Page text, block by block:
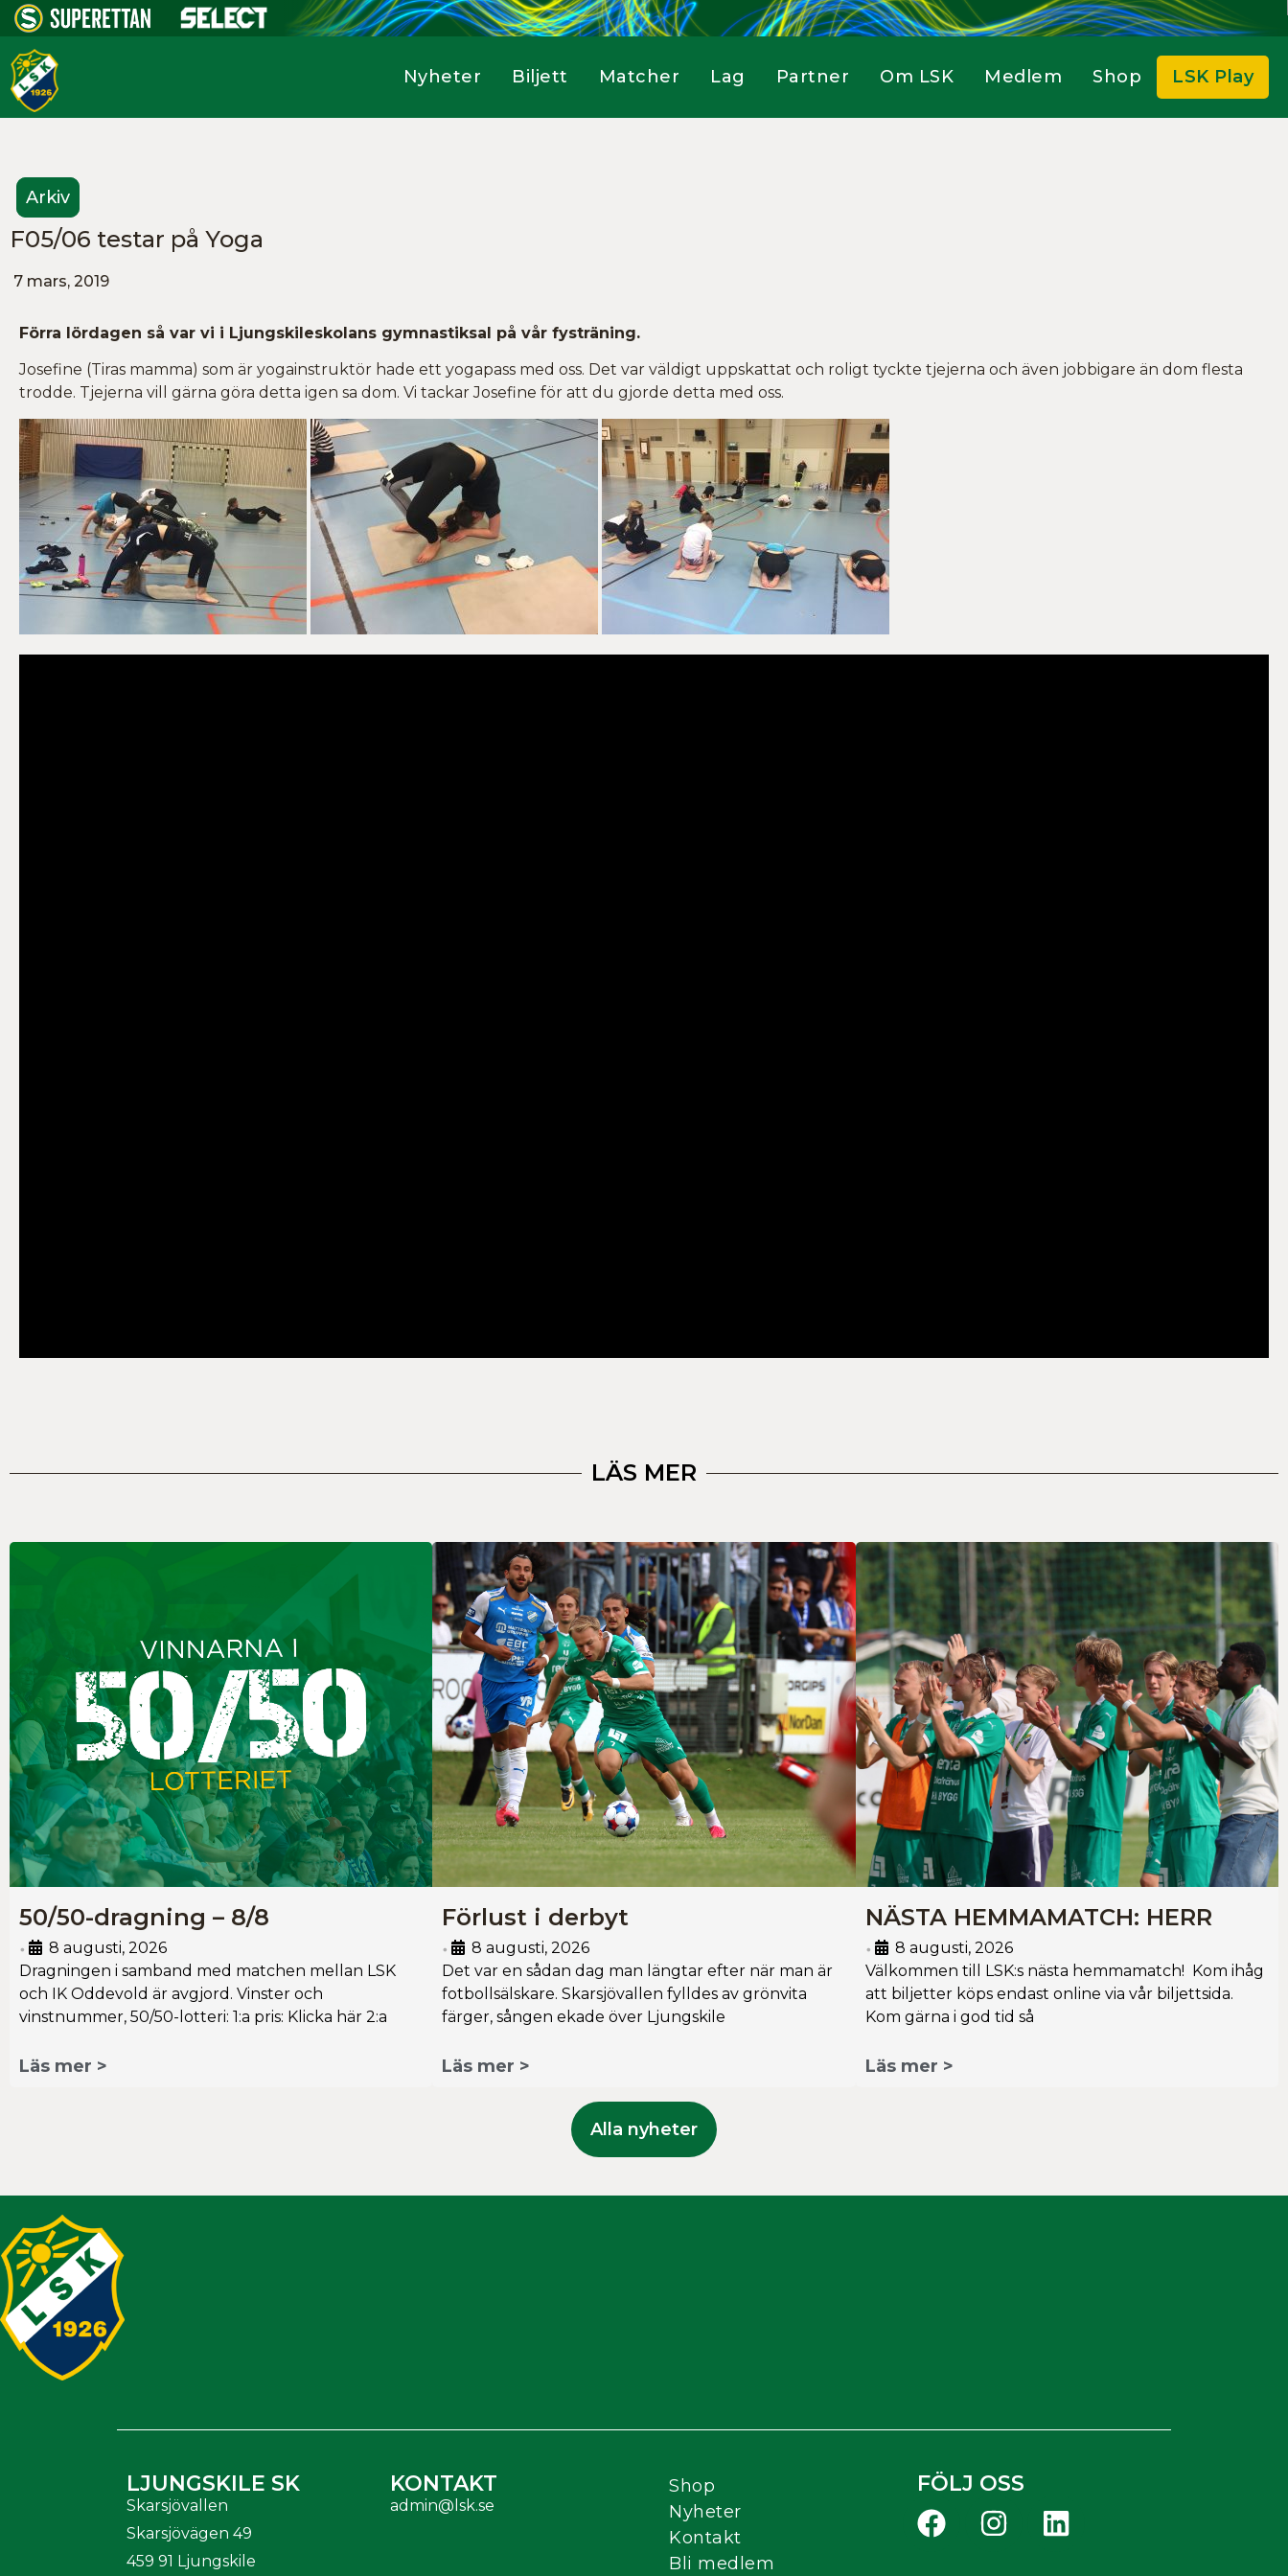
Nyheter Biljett Matcher Lag Partner Om LSK Medlem Shop LSK Play
Arkiv
F05/06 testar på Yoga
7 mars, 2019
Förra lördagen så var vi i Ljungskileskolans gymnastiksal på vår fysträning.
Josefine (Tiras mamma) som är yogainstruktör hade ett yogapass med oss. Det var väldigt uppskattat och roligt tyckte tjejerna och även jobbigare än dom flesta
trodde. Tjejerna vill gärna göra detta igen sa dom. Vi tackar Josefine för att du gjorde detta med oss.
LÄS MER
50/50-dragning – 8/8
•
8 augusti, 2026
Dragningen i samband med matchen mellan LSK
och IK Oddevold är avgjord. Vinster och
vinstnummer, 50/50-lotteri: 1:a pris: Klicka här 2:a
Läs mer >
Förlust i derbyt
•
8 augusti, 2026
Det var en sådan dag man längtar efter när man är
fotbollsälskare. Skarsjövallen fylldes av grönvita
färger, sången ekade över Ljungskile
Läs mer >
NÄSTA HEMMAMATCH: HERR
•
8 augusti, 2026
Välkommen till LSK:s nästa hemmamatch! Kom ihåg
att biljetter köps endast online via vår biljettsida.
Kom gärna i god tid så
Läs mer >
Alla nyheter
LJUNGSKILE SK
Skarsjövallen
Skarsjövägen 49
459 91 Ljungskile
KONTAKT
admin@lsk.se
Shop
Nyheter
Kontakt
Bli medlem
FÖLJ OSS